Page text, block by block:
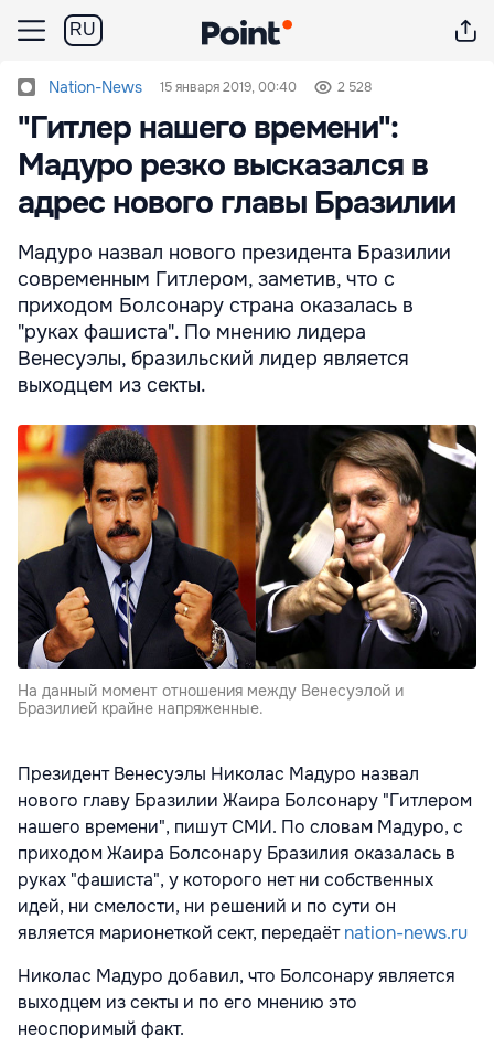
RU
Nation-News 15 января 2019, 00:40 2 528
"Гитлер нашего времени":
Мадуро резко высказался в
адрес нового главы Бразилии
Мадуро назвал нового президента Бразилии
современным Гитлером, заметив, что с
приходом Болсонару страна оказалась в
"руках фашиста". По мнению лидера
Венесуэлы, бразильский лидер является
выходцем из секты.
На данный момент отношения между Венесуэлой и
Бразилией крайне напряженные.
Президент Венесуэлы Николас Мадуро назвал
нового главу Бразилии Жаира Болсонару "Гитлером
нашего времени", пишут СМИ. По словам Мадуро, с
приходом Жаира Болсонару Бразилия оказалась в
руках "фашиста", у которого нет ни собственных
идей, ни смелости, ни решений и по сути он
является марионеткой сект, передаётnation-news.ru
Николас Мадуро добавил, что Болсонару является
выходцем из секты и по его мнению это
неоспоримый факт.